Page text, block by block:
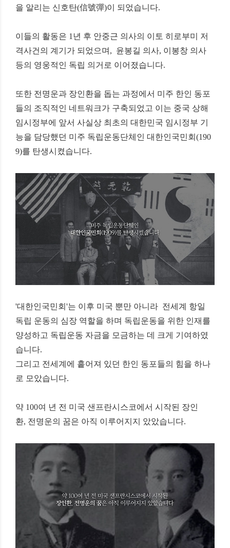
을 알리는 신호탄(信號彈)이 되었습니다.
이들의 활동은 1 년 후 안중근 의사의 이토 히로부미 저
격사건의 계기가 되었으며, 윤봉길 의사, 이봉창 의사
등의 영웅적인 독립 의거로 이어졌습니다.
또한 전명운과 장인환을 돕는 과정에서 미주 한인 동포
들의 조직적인 네트워크가 구축되었고 이는 중국 상해
임시정부에 앞서 사실상 최초의 대한민국 임시정부 기
능을 담당했던 미주 독립운동단체인 대한인국민회 (190
9)를 탄생시켰습니다.
'대한인국민회 '는 이후 미국 뿐만 아니라 전세계 항일
독립 운동의 심장 역할을 하며 독립운동을 위한 인재를
양성하고 독립운동 자금을 모금하는 데 크게 기여하였
습니다.
그리고 전세계에 흩어져 있던 한인 동포들의 힘을 하나
로 모았습니다.
약 100여 년 전 미국 샌프란시스코에서 시작된 장인
환, 전명운의 꿈은 아직 이루어지지 았았습니다.